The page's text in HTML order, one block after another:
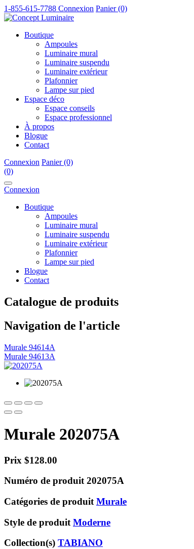
1-855-615-7788 Connexion Panier (0)
Boutique
Ampoules
Luminaire mural
Luminaire suspendu
Luminaire extérieur
Plafonnier
Lampe sur pied
Espace déco
Espace conseils
Espace professionnel
À propos
Blogue
Contact
Connexion Panier (0)
(0)
Connexion
Boutique
Ampoules
Luminaire mural
Luminaire suspendu
Luminaire extérieur
Plafonnier
Lampe sur pied
Blogue
Contact
Catalogue de produits
Navigation de l'article
Murale 94614A
Murale 94613A
Murale 202075A
Prix $128.00
Numéro de produit202075A
Catégories de produit Murale
Style de produit Moderne
Collection(s) TABIANO